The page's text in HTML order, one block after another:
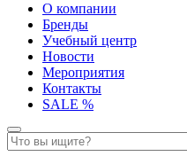
О компании
Бренды
Учебный центр
Новости
Мероприятия
Контакты
SALE %